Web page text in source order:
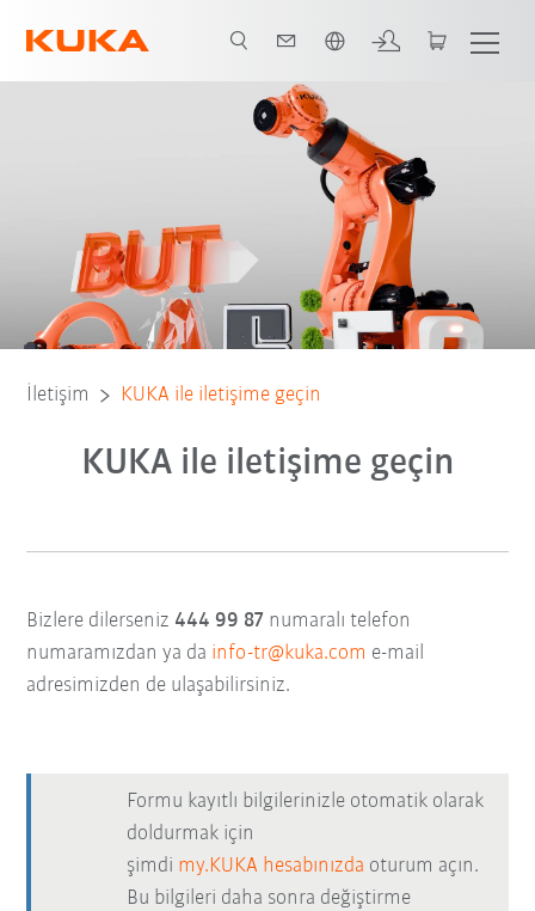
İletişim KUKA ile iletişime geçin
KUKA ile iletişime geçin
Bizlere dilerseniz 444 99 87 numaralı telefon
numaramızdan ya da info-tr@kuka.com e-mail
adresimizden de ulaşabilirsiniz.
Formu kayıtlı bilgilerinizle otomatik olarak
doldurmak için
şimdi my.KUKA hesabınızda oturum açın.
Bu bilgileri daha sonra değiştirme